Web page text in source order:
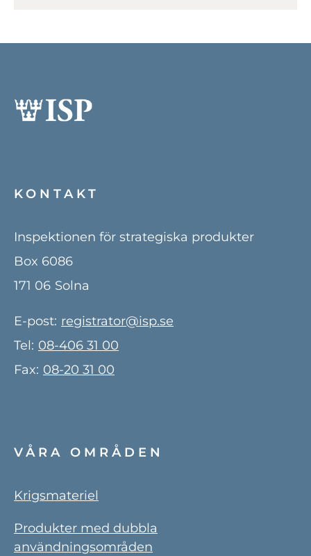
KONTAKT
Inspektionen för strategiska produkter
Box 6086
171 06 Solna
E-post: registrator@isp.se
Tel: 08-406 31 00
Fax: 08-20 31 00
VÅRA OMRÅDEN
Krigsmateriel
Produkter med dubbla
användningsområden